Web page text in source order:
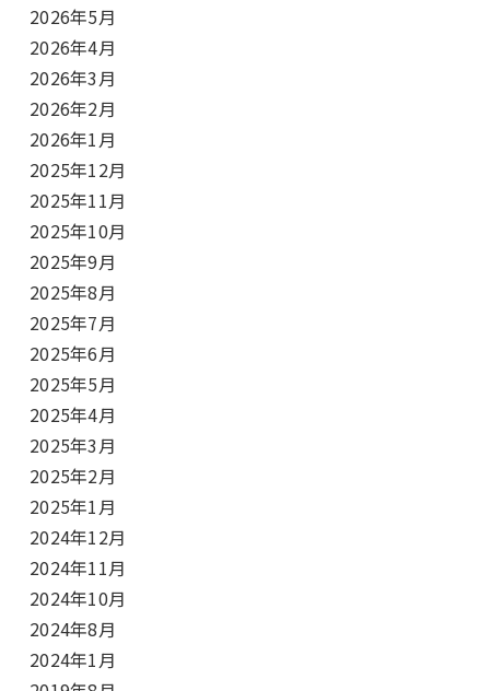
2026年5月
2026年4月
2026年3月
2026年2月
2026年1月
2025年12月
2025年11月
2025年10月
2025年9月
2025年8月
2025年7月
2025年6月
2025年5月
2025年4月
2025年3月
2025年2月
2025年1月
2024年12月
2024年11月
2024年10月
2024年8月
2024年1月